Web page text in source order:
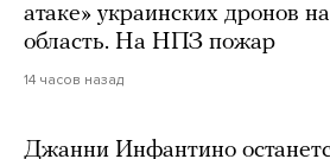
атаке» украинских дронов
область. На НПЗ пожар
14 часов назад
Джанни Инфантино